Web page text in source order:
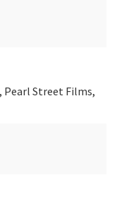
Pearl Street Films,